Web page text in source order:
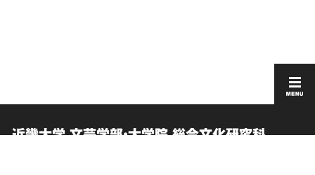
近畿大学 文芸学部・大学院 総合文化研究科